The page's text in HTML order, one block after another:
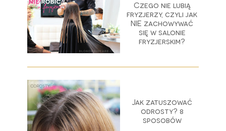
Czego nie lubią
fryzjerzy, czyli jak
NIE zachowywać
się w salonie
fryzjerskim?
Jak zatuszować
odrosty? 8
sposobów